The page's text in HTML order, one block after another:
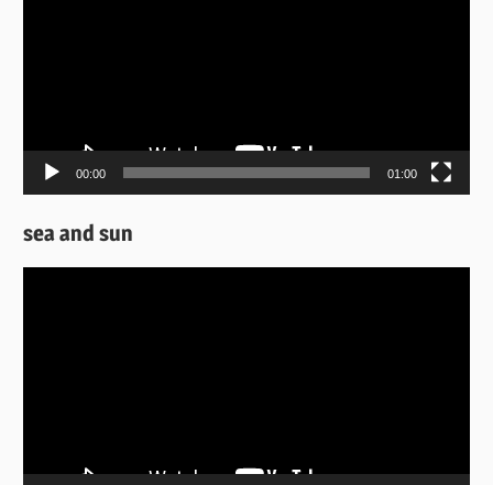
00:00 01:00
sea and sun